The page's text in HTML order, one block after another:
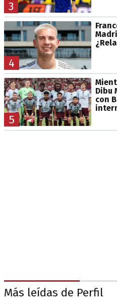
3
4
5
Dibu
con
Más leídas de Perfil